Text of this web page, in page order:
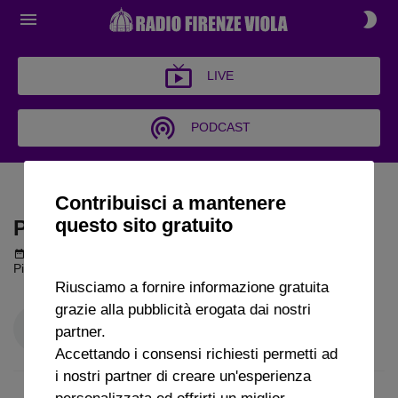
LIVE
PODCAST
PALLA AL CENTRO
PALLA AL CENTRO
Pino Vitale a Radio FirenzeViola
Contribuisci a mantenere
questo sito gratuito
Riusciamo a fornire informazione gratuita
grazie alla pubblicità erogata dai nostri
partner.
Accettando i consensi richiesti permetti ad
i nostri partner di creare un'esperienza